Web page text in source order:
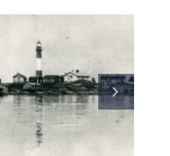
Tankar – ett
fiskeläge i